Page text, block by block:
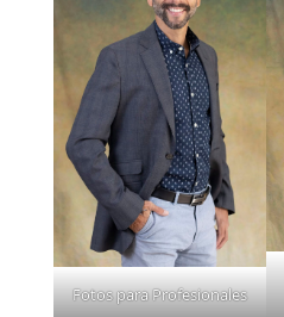
Fotos para Profesionales